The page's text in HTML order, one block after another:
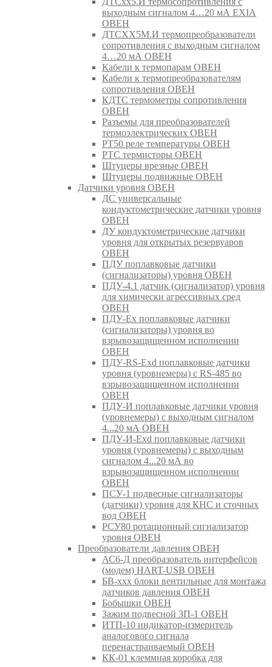
выходным сигналом 4…20 мА EXIA
ОВЕН
ДТСХХ5М.И термопреобразователи
сопротивления с выходным сигналом
4…20 мА ОВЕН
Кабели к термопарам ОВЕН
Кабели к термопреобразователям
сопротивления ОВЕН
КДТС термометры сопротивления
ОВЕН
Разъемы для преобразователей
термоэлектрических ОВЕН
РТ50 реле температуры ОВЕН
РТС термисторы ОВЕН
Штуцеры врезные ОВЕН
Штуцеры подвижные ОВЕН
Датчики уровня ОВЕН
ДС универсальные
кондуктометрические датчики уровня
ОВЕН
ДУ кондуктометрические датчики
уровня для открытых резервуаров
ОВЕН
ПДУ поплавковые датчики
(сигнализаторы) уровня ОВЕН
ПДУ-4.1 датчик (сигнализатор) уровня
для химически агрессивных сред
ОВЕН
ПДУ-Ex поплавковые датчики
(сигнализаторы) уровня во
взрывозащищенном исполнении
ОВЕН
ПДУ-RS-Exd поплавковые датчики
уровня (уровнемеры) с RS-485 во
взрывозащищенном исполнении
ОВЕН
ПДУ-И поплавковые датчики уровня
(уровнемеры) с выходным сигналом
4...20 мА ОВЕН
ПДУ-И-Exd поплавковые датчики
уровня (уровнемеры) с выходным
сигналом 4...20 мА во
взрывозащищенном исполнении
ОВЕН
ПСУ-1 подвесные сигнализаторы
(датчики) уровня для КНС и сточных
вод ОВЕН
РСУ80 ротационный сигнализатор
уровня ОВЕН
Преобразователи давления ОВЕН
АС6-Д преобразователь интерфейсов
(модем) HART-USB ОВЕН
БВ-ххх блоки вентильные для монтажа
датчиков давления ОВЕН
Бобышки ОВЕН
Зажим подвесной ЗП-1 ОВЕН
ИТП-10 индикатор-измеритель
аналогового сигнала
перенастраиваемый ОВЕН
КК-01 клеммная коробка для